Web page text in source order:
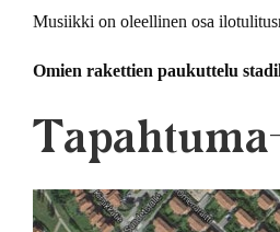
Musiikki on oleellinen osa
Omien rakettien paukuttelu